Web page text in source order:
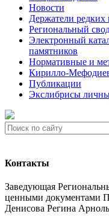
Новости
Держатели
Региональный
Электронный
памятников
Нормативные и
Кирилло-
Публикации
Экслибрисы
Контакты
Заведующая
ценными документами
Денисова Регина